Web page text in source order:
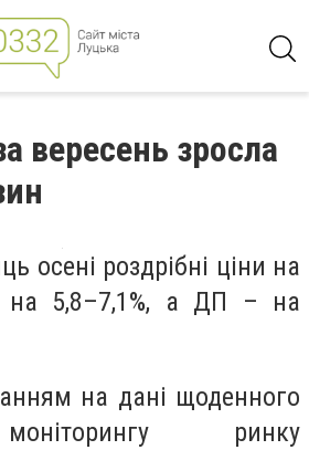
вересень зросла
осені роздрібні ціни на
на 5,8–7,1%, а ДП – на
на дані щоденного
ринку